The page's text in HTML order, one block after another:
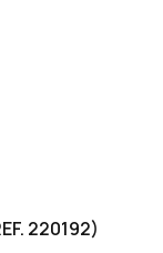
220192)